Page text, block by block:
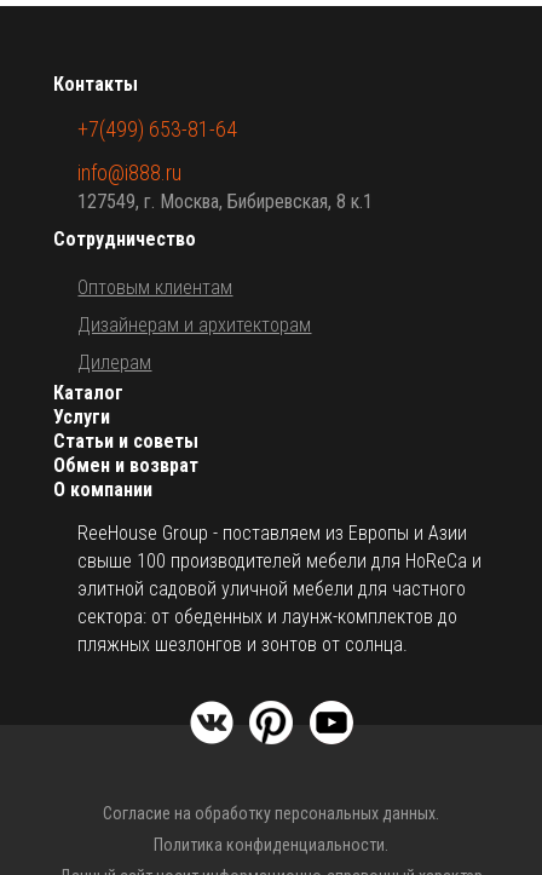
О компании
ReeHouse Group - поставляем из Европы и Азии
свыше 100 производителей мебели для HoReCa и
элитной садовой уличной мебели для частного
сектора: от обеденных и лаунж-комплектов до
пляжных шезлонгов и зонтов от солнца.
Каталог
Услуги
Статьи и советы
Обмен и возврат
Сотрудничество
Оптовым клиентам
Дизайнерам и архитекторам
Дилерам
Контакты
+7(499) 653-81-64
info@i888.ru
127549, г. Москва, Бибиревская, 8 к.1
Согласие на обработку персональных данных.
Политика конфиденциальности.